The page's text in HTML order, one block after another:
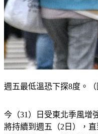
週五最低溫恐下探8度。（
今（31）日受東北季風增
將持續到週五（2日），